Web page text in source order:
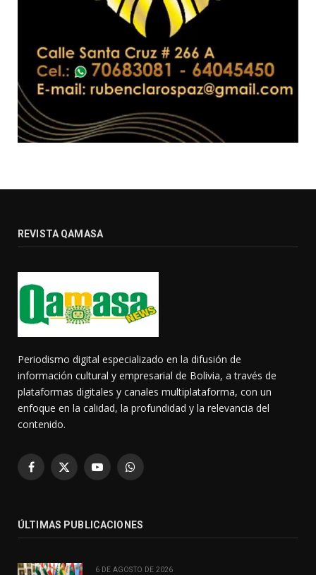
REVISTA QAMASA
Periodismo digital especializado en la difusión de
información cultural y empresarial de Bolivia, a través de
plataformas digitales y canales multiplataforma, con un
enfoque en la calidad, la profundidad y la relevancia del
contenido.
Facebook
X
YouTubeWhatsApp
ÚLTIMAS PUBLICACIONES
6 DE AGOSTO DE 2026